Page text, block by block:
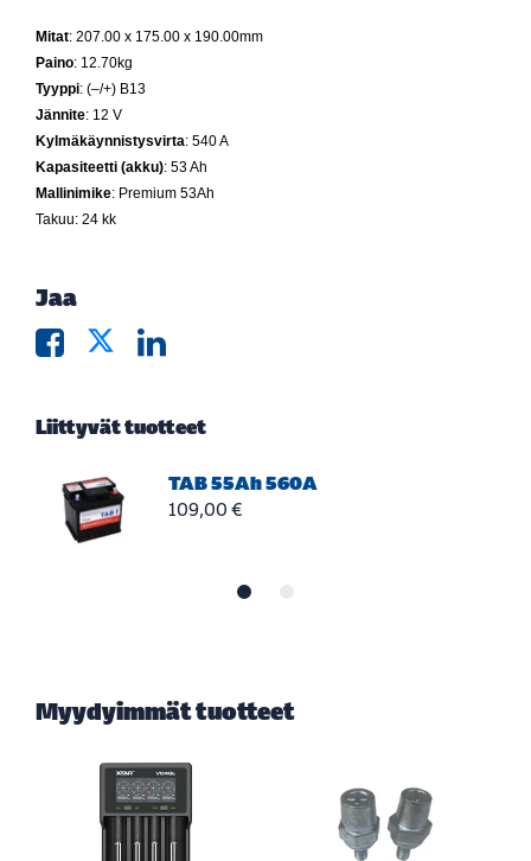
Mitat: 207.00 x 175.00 x 190.00mm
Paino: 12.70kg
Tyyppi: (–/+) B13
Jännite: 12 V
Kylmäkäynnistysvirta: 540 A
Kapasiteetti (akku): 53 Ah
Mallinimike: Premium 53Ah
Takuu: 24 kk
Jaa
Liittyvät tuotteet
TAB 55Ah 560A
109,00 €
Myydyimmät tuotteet